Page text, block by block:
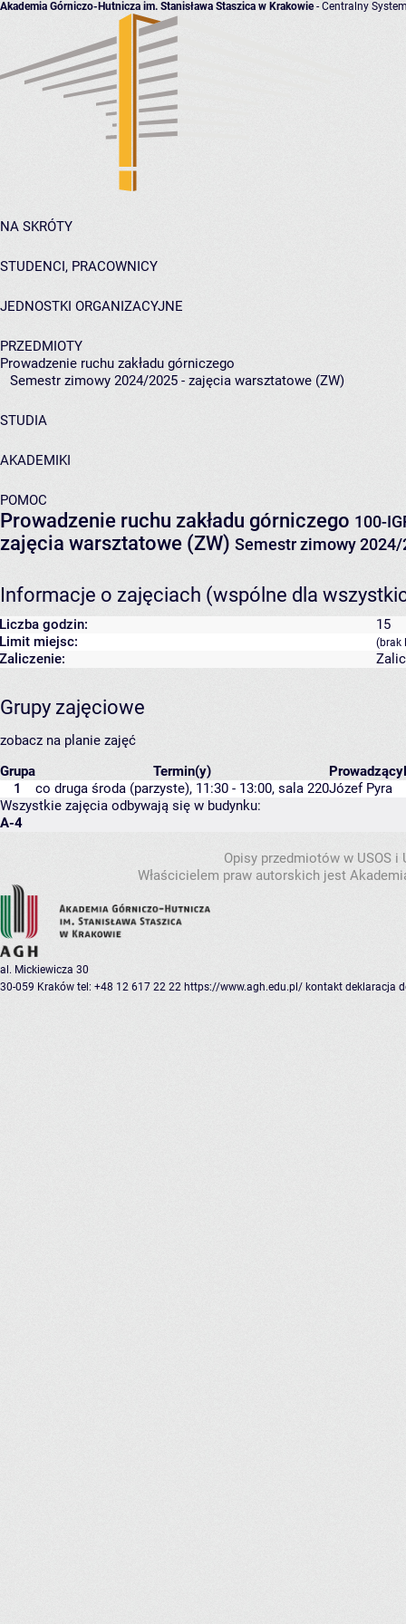
Akademia Górniczo-Hutnicza im. Stanisława Staszica w Krakowie- Centralny
NA SKRÓTY
STUDENCI, PRACOWNICY
JEDNOSTKI ORGANIZACYJNE
PRZEDMIOTY
Prowadzenie ruchu zakładu górniczego
Semestr zimowy 2024/2025 - zajęcia warsztatowe (ZW)
STUDIA
AKADEMIKI
POMOC
Prowadzenie ruchu zakładu górniczego 100-
zajęcia warsztatowe (ZW) Semestr zimowy 2024/
Informacje o zajęciach (wspólne dla
Liczba godzin:
15
Limit miejsc:
(brak
Zaliczenie:
Grupy zajęciowe
zobacz na planie zajęć
Grupa
Termin(y) Prowadzący
1
co druga środa (parzyste), 11:30 - 13:00, sala 220Józef Pyra
Wszystkie zajęcia odbywają się w budynku:
A-4
Opisy przedmiotów w USOS
Właścicielem praw autorskich jest
al. Mickiewicza 30
30-059 Kraków tel: +48 12 617 22 22 https://www.agh.edu.pl/ kontakt deklaracja